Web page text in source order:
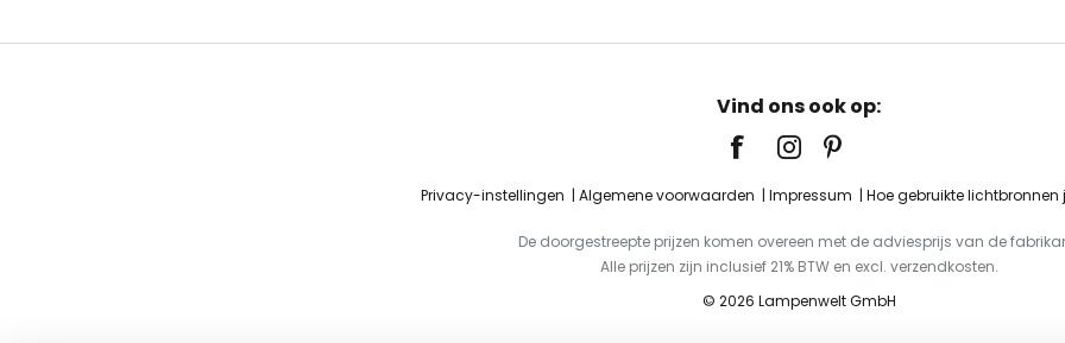
Vind ons ook op:
Privacy-instellingen Algemene voorwaarden Impressum Hoe gebruikte
De doorgestreepte prijzen komen overeen met de adviesprijs van de
Alle prijzen zijn inclusief 21% BTW en excl. verzendkosten.
© 2026 Lampenwelt GmbH